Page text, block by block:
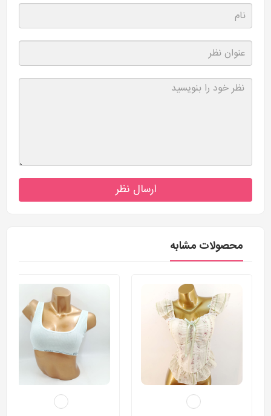
ارسال نظر
محصولات مشابه